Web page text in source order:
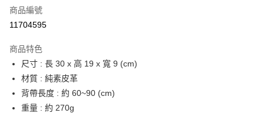
合作金庫商業銀行
上海商業儲蓄銀行
臺灣中小企業銀行
匯豐（台灣）商業銀行
聯邦商業銀行
元大商業銀行
玉山商業銀行
LINE Pay
Apple Pay
街口支付
悠遊付
Google Pay
商品編號
11704595
商品特色
尺寸 : 長 30 x 高 19 x 寬 9 (cm)
材質 : 純素皮革
背帶長度 : 約 60~90 (cm)
重量 : 約 270g